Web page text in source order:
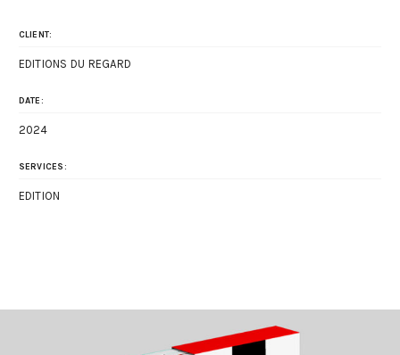
CLIENT:
EDITIONS DU REGARD
DATE:
2024
SERVICES:
EDITION